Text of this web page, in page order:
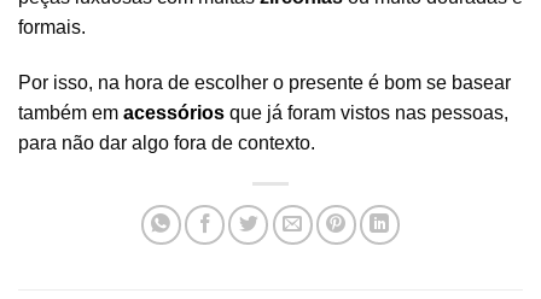
formais.
Por isso, na hora de escolher o presente é bom se basear
também em acessórios que já foram vistos nas pessoas,
para não dar algo fora de contexto.